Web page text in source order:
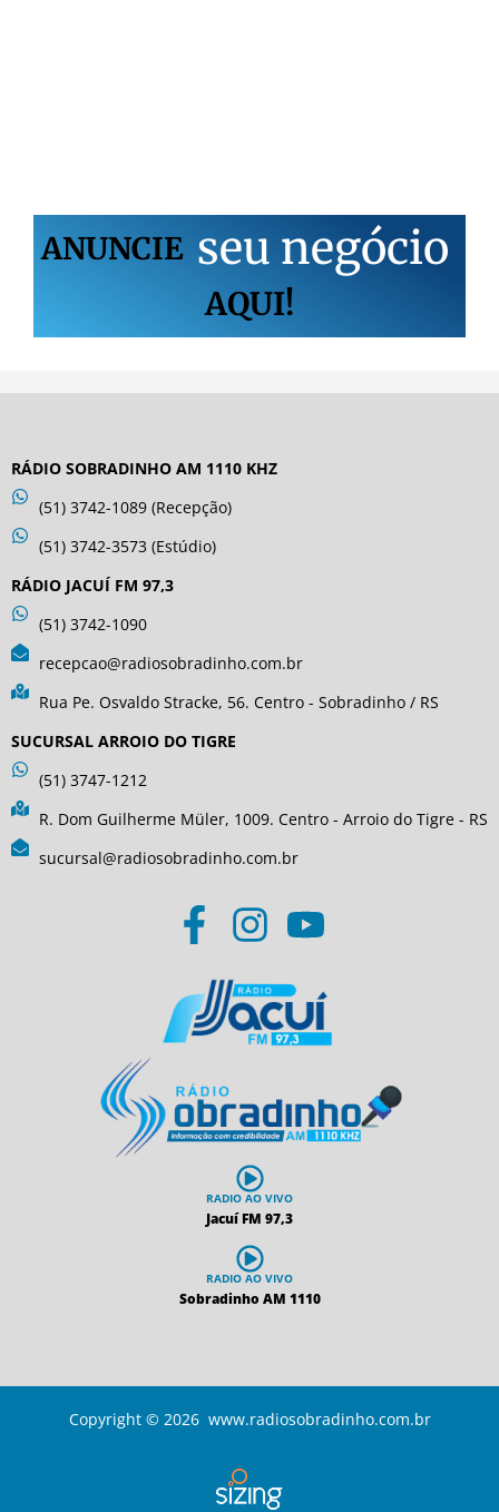
ANUNCIE seu negócio
AQUI!
RÁDIO SOBRADINHO AM 1110 KHZ
(51) 3742-1089 (Recepção)
(51) 3742-3573 (Estúdio)
RÁDIO JACUÍ FM 97,3
(51) 3742-1090
recepcao@radiosobradinho.com.br
Rua Pe. Osvaldo Stracke, 56. Centro - Sobradinho / RS
SUCURSAL ARROIO DO TIGRE
(51) 3747-1212
R. Dom Guilherme Müler, 1009. Centro - Arroio do Tigre - RS
sucursal@radiosobradinho.com.br
RADIO AO VIVO
Jacuí FM 97,3
RADIO AO VIVO
Sobradinho AM 1110
Copyright © 2026 www.radiosobradinho.com.br